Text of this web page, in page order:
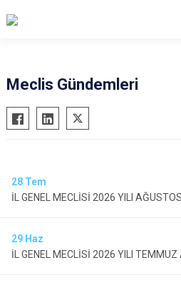
Meclis Gündemleri
28 Tem
İL GENEL MECLİSİ 2026 YILI
29 Haz
İL GENEL MECLİSİ 2026 YILI TEMMUZ